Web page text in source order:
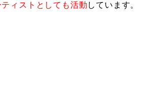
ティストとしても活動 しています。